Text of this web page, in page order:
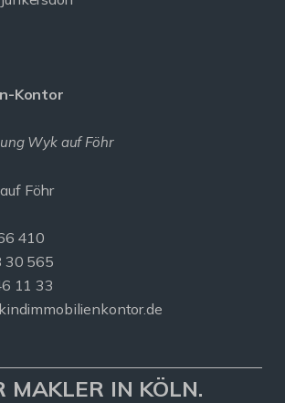
Kontor
Wyk auf Föhr
Föhr
410
30 565
11 33
MAKLER IN KÖLN.